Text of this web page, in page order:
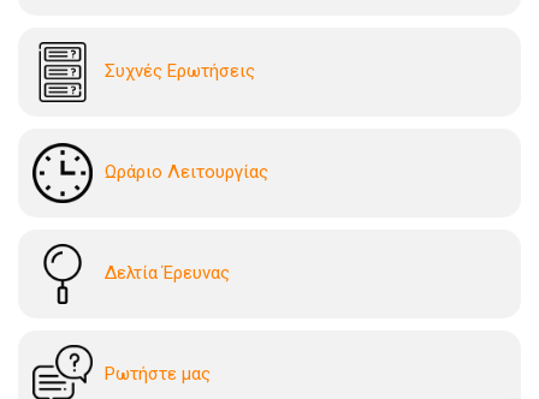
Συχνές Ερωτήσεις
Ωράριο Λειτουργίας
Δελτία Έρευνας
Ρωτήστε μας